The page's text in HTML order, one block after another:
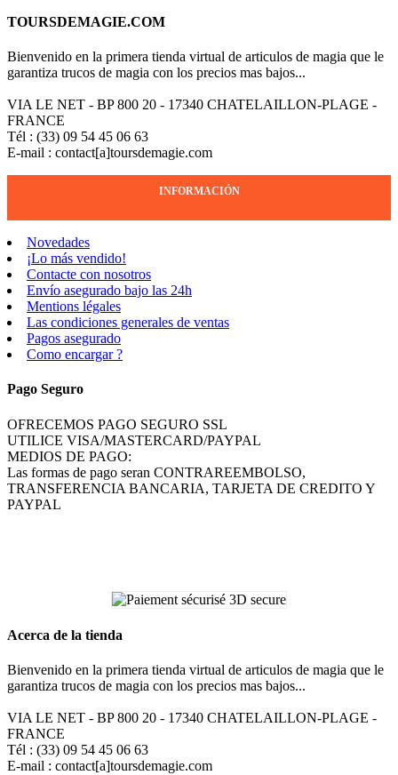
TOURSDEMAGIE.COM
Bienvenido en la primera tienda virtual de articulos de magia que le
garantiza trucos de magia con los precios mas bajos...
VIA LE NET - BP 800 20 - 17340 CHATELAILLON-PLAGE -
FRANCE
Tél : (33) 09 54 45 06 63
E-mail : contact[a]toursdemagie.com
INFORMACIÓN
Novedades
¡Lo más vendido!
Contacte con nosotros
Envío asegurado bajo las 24h
Mentions légales
Las condiciones generales de ventas
Pagos asegurado
Como encargar ?
Pago Seguro
OFRECEMOS PAGO SEGURO SSL
UTILICE VISA/MASTERCARD/PAYPAL
MEDIOS DE PAGO:
Las formas de pago seran CONTRAREEMBOLSO,
TRANSFERENCIA BANCARIA, TARJETA DE CREDITO Y
PAYPAL
Acerca de la tienda
Bienvenido en la primera tienda virtual de articulos de magia que le
garantiza trucos de magia con los precios mas bajos...
VIA LE NET - BP 800 20 - 17340 CHATELAILLON-PLAGE -
FRANCE
Tél : (33) 09 54 45 06 63
E-mail : contact[a]toursdemagie.com